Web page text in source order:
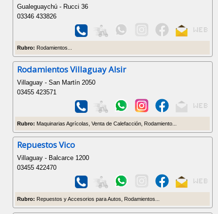
Gualeguaychú - Rucci 36
03346 433826
Rubro: Rodamientos...
Rodamientos Villaguay Alsir
Villaguay - San Martín 2050
03455 423571
Rubro: Maquinarias Agrícolas, Venta de Calefacción, Rodamiento...
Repuestos Vico
Villaguay - Balcarce 1200
03455 422470
Rubro: Repuestos y Accesorios para Autos, Rodamientos...